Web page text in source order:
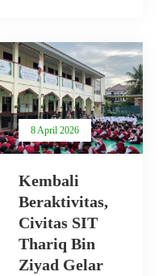
8 April 2026
Kembali
Beraktivitas,
Civitas SIT
Thariq Bin
Ziyad Gelar